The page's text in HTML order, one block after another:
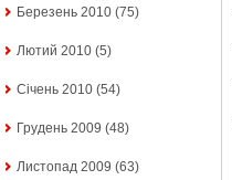
Березень 2010 (75)
Лютий 2010 (5)
Січень 2010 (54)
Грудень 2009 (48)
Листопад 2009 (63)